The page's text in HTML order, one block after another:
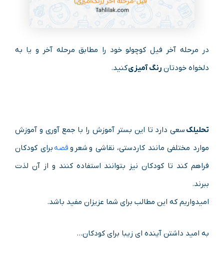
در مرحله آخر فیل کوچولو خود را مطابق مرحله آخر و یا به
دلخواه خودتان رنگ آمیزیکنید.
تحلیلک سعی دارد تا این بستر آموزش را با جمع آوری و آموزش
موارد مختلفی مانند کاردستی، نقاشی و شعر و قصهبرای کودکان
فراهم کند تا کودکان نیز بتوانند استفاده کنند و از آن لذت
ببرند.
امیدواریم که این مطالب برای شما عزیزان مفید باشد.
به امید داشتن آینده ای زیبا برای کودکان…